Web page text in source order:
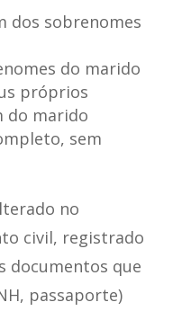
dos sobrenomes
do marido
próprios
do marido
sem
no
civil, registrado
documentos que
passaporte)